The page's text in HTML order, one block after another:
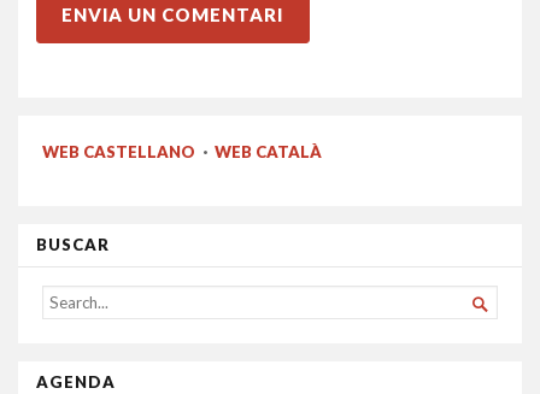
WEB CASTELLANO · WEB CATALÀ
BUSCAR
SEARCH
FOR...

AGENDA